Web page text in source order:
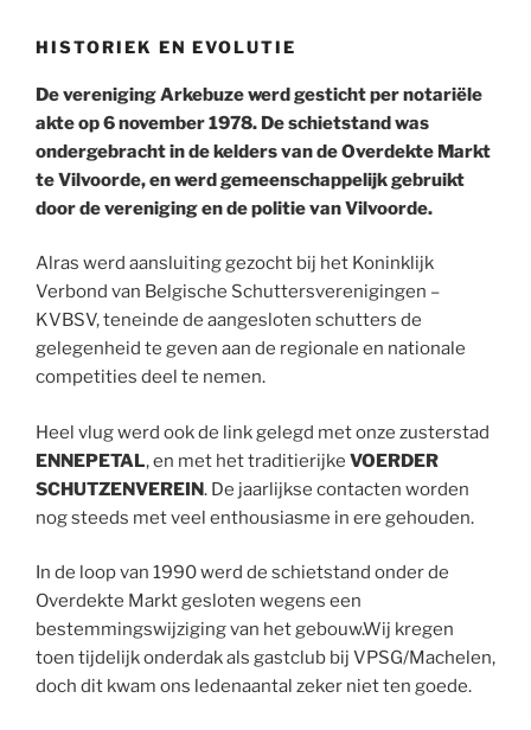
HISTORIEK EN EVOLUTIE
De vereniging Arkebuze werd gesticht per notariële
akte op 6 november 1978. De schietstand was
ondergebracht in de kelders van de Overdekte Markt
te Vilvoorde, en werd gemeenschappelijk gebruikt
door de vereniging en de politie van Vilvoorde.
Alras werd aansluiting gezocht bij het Koninklijk
Verbond van Belgische Schuttersverenigingen –
KVBSV, teneinde de aangesloten schutters de
gelegenheid te geven aan de regionale en nationale
competities deel te nemen.
Heel vlug werd ook de link gelegd met onze zusterstad
ENNEPETAL, en met het traditierijke VOERDER
SCHUTZENVEREIN. De jaarlijkse contacten worden
nog steeds met veel enthousiasme in ere gehouden.
In de loop van 1990 werd de schietstand onder de
Overdekte Markt gesloten wegens een
bestemmingswijziging van het gebouw.Wij kregen
toen tijdelijk onderdak als gastclub bij VPSG/Machelen,
doch dit kwam ons ledenaantal zeker niet ten goede.